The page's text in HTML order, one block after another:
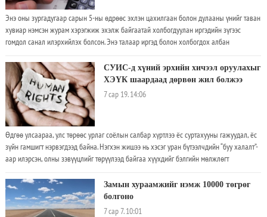
Энэ оны зургадугаар сарын 5-ны өдрөөс эхлэн цахилгаан болон дулааны үнийг таван
хувиар нэмсэн журам хэрэгжиж эхэлж байгаатай холбогдуулан иргэдийн зүгээс
гомдол санал илэрхийлэх болсон. Энэ талаар иргэд болон холбогдох албан
хэрэглээний төлбөрөө төлж буй хоёр гурван хүнээс цахилгаан, дулааны төлбөр
нэмэгдсэн эсэх талаар асуухад “Нэмэгдсэн байна, одоо төлөхөөс яах вэ дээ
СУИС-д хүний эрхийн хичээл оруулахыг
ХЭҮК шаардаад дөрвөн жил болжээ
7 сар 19. 14:06
Өдгөө улсаараа, улс төрөөс урлаг соёлын салбар хүртлээ ёс суртахууны гажуудал, ёс
зүйн гамшигт нэрвэгдээд байна. Нэгхэн жишээ нь хэсэг уран бүтээлчдийн “буу халалт”-
аар илэрсэн, олны зэвүүцлийг төрүүлээд байгаа хүүхдийг бэлгийн мөлжлөгт
Замын хураамжийг нэмж 10000 төгрөг
болгоно
7 сар 7. 10:01